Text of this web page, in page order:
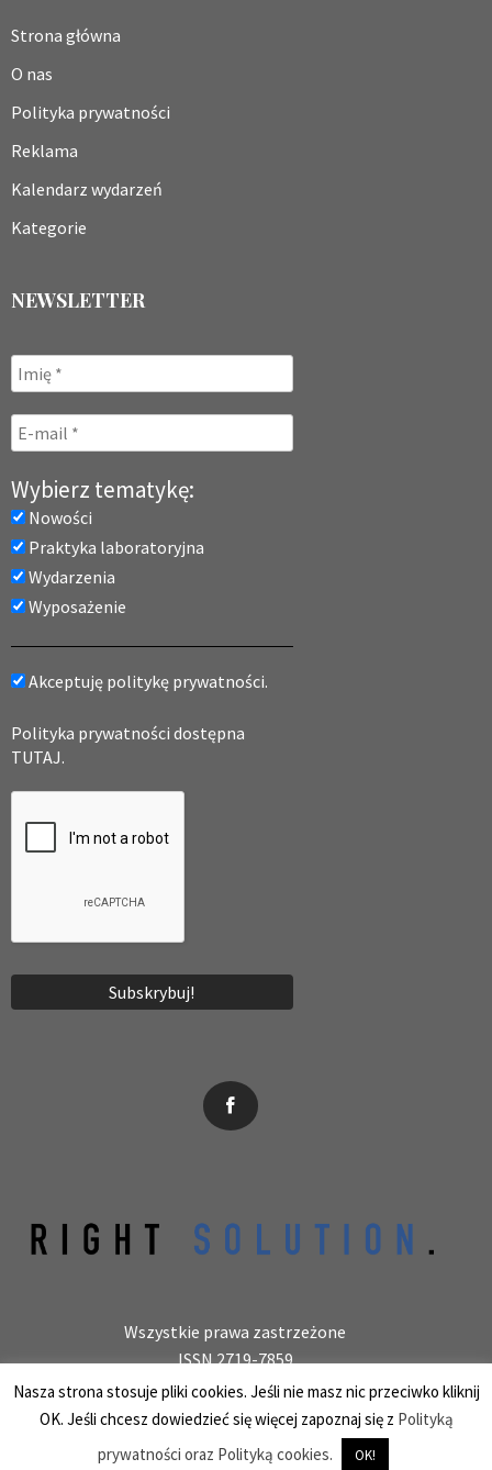
Strona główna
O nas
Polityka prywatności
Reklama
Kalendarz wydarzeń
Kategorie
NEWSLETTER
Wybierz tematykę:
Nowości
Praktyka laboratoryjna
Wydarzenia
Wyposażenie
Akceptuję politykę prywatności.
Polityka prywatności dostępna
TUTAJ.
Wszystkie prawa zastrzeżone
ISSN 2719-7859
Wydawca: laboratoryjnie.pl Krzysztof Wołowiec
25-150 Kielce, ul. Barwinek 9/31, REGON 387847966
Nasza strona stosuje pliki cookies. Jeśli nie masz nic przeciwko kliknij
OK. Jeśli chcesz dowiedzieć się więcej zapoznaj się z Polityką
prywatności oraz Polityką cookies.
OK!